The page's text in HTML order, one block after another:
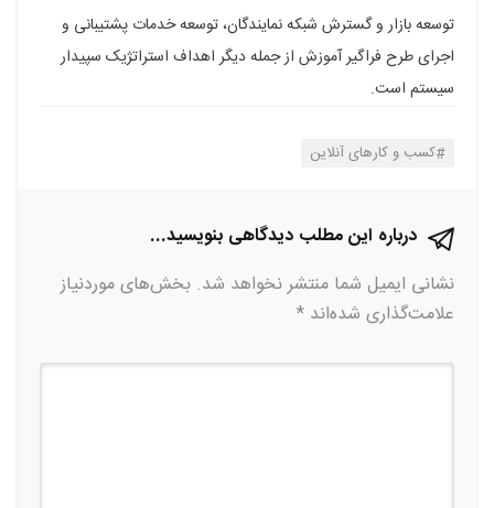
توسعه بازار و گسترش شبکه نمایندگان، توسعه خدمات پشتیبانی و
اجرای طرح فراگیر آموزش از جمله دیگر اهداف استراتژیک سپیدار
سیستم است.
کسب و کارهای آنلاین
درباره این مطلب دیدگاهی بنویسید...
نشانی ایمیل شما منتشر نخواهد شد. بخش‌های موردنیاز
علامت‌گذاری شده‌اند *